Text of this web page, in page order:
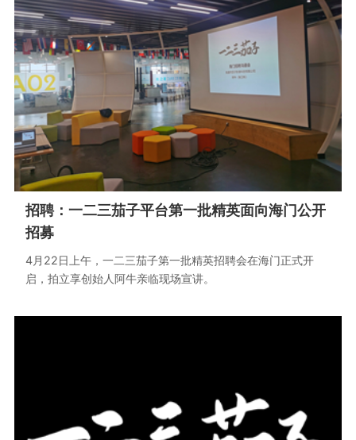
招聘：一二三茄子平台第一批精英面向海门公开
招募
4月22日上午，一二三茄子第一批精英招聘会在海门正式开
启，拍立享创始人阿牛亲临现场宣讲。